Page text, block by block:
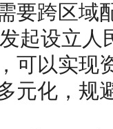
要跨区域
设立人
可以实现
元化，规